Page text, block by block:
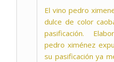
El vino pedro
dulce de color
pasificación.
pedro ximénez
su pasificación ya